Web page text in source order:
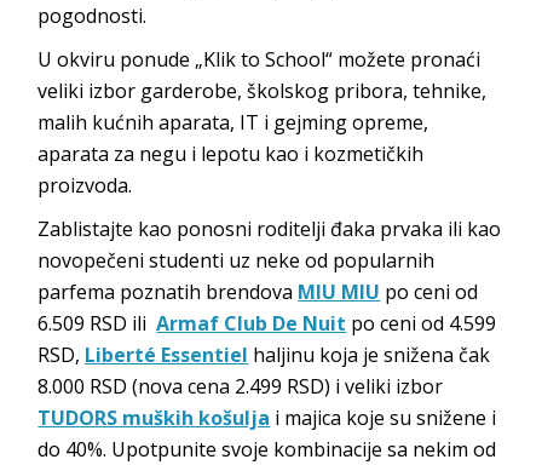
pogodnosti.
U okviru ponude „Klik to School“ možete pronaći
veliki izbor garderobe, školskog pribora, tehnike,
malih kućnih aparata, IT i gejming opreme,
aparata za negu i lepotu kao i kozmetičkih
proizvoda.
Zablistajte kao ponosni roditelji đaka prvaka ili kao
novopečeni studenti uz neke od popularnih
parfema poznatih brendova MIU MIU po ceni od
6.509 RSD iliArmaf Club De Nuit po ceni od 4.599
RSD, Liberté Essentiel haljinu koja je snižena čak
8.000 RSD (nova cena 2.499 RSD) i veliki izbor
TUDORS muških košulja i majica koje su snižene i
do 40%. Upotpunite svoje kombinacije sa nekim od